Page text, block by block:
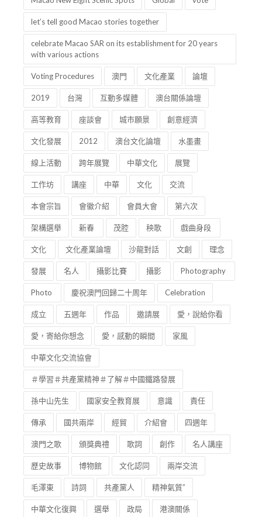
let’s tell good Macao stories together
celebrate Macao SAR on its establishment for 20 years
with various actions
Voting Procedures 澳門 文化產業 論壇
2019 台灣 互動多媒體 澳台關係論壇
高等教育 座談會 城市願景 創意經濟
文化發展 2012 澳台文化論壇 水墨畫
線上活動 跨年展覽 中華文化 展覽
工作坊 講座 中華 文化 交流
本會宗旨 會徽介紹 會員大會 第六次
架構選舉 新春 茂腔 秧歌 戲曲身段
文化 文化產業論壇 沙龍對話 文創 理念
發展 名人 攝影比賽 攝影 Photography
Photo 慶祝澳門回歸二十周年 Celebration
成立 五週年 作品 邀請展 愛，說給你看
愛，寄給你想念 愛，感動的瞬間 家風
中華文化交流協會
＃學習＃共產黨精神＃了解＃中國鐵路發展
孫中山先生 國家安全教育展 意識 責任
傳承 國共兩岸 經貿 介紹會 四週年
澳門之歌 頒獎典禮 歌詞 創作 名人講座
歷史故事 博物館 文化認同 兩岸交流
毛澤東 詩詞 共產黨人 精神氣質”
中華文化復興 選舉 政局 港澳關係